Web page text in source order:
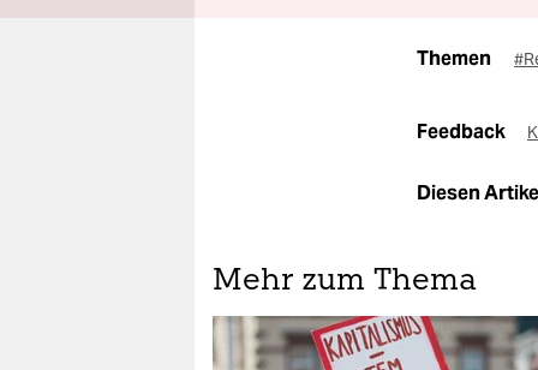
Themen
Feedback
Diesen
Mehr zum Thema